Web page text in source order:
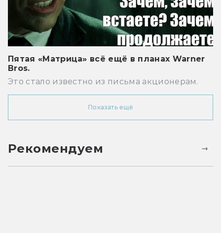
Пятая «Матрица» всё ещё в планах Warner
Bros.
Это стало известно из письма акционерам.
Показать ещё
Рекомендуем